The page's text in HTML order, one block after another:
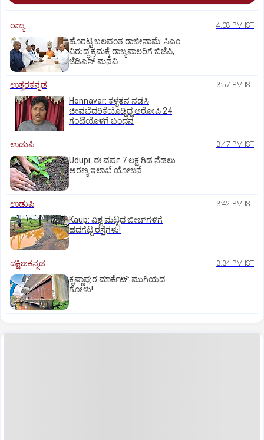
ರಾಜ್ಯ 4:08 PM IST
ಹೊರಟ್ಟಿ ಬಲವಂತ ರಾಜೀನಾಮೆ: ಸಿಎಂ
ವಿರುದ್ಧ ಕ್ರಮಕ್ಕೆ ರಾಜ್ಯಪಾಲರಿಗೆ ಬಿಜೆಪಿ,
ಜೆಡಿಎಸ್ ಮನವಿ
ಉತ್ತರಕನ್ನಡ 3:57 PM IST
Honnavar: ಕಳ್ಳತನ ನಡೆಸಿ
ಜೀವಬೆದರಿಕೆಯೊಡ್ಡಿದ್ದ ಆರೋಪಿ 24
ಗಂಟೆಯೊಳಗೆ ಬಂಧನ
ಉಡುಪಿ 3:47 PM IST
Udupi: ಈ ವರ್ಷ 7 ಲಕ್ಷ ಗಿಡ ನೆಡಲು
ಅರಣ್ಯ ಇಲಾಖೆ ಯೋಜನೆ
ಉಡುಪಿ 3:42 PM IST
Kaup: ವಿಶ್ವ ಮಟ್ಟದ ಬೀಚ್‌ಗಳಿಗೆ
ಹದಗೆಟ್ಟ ರಸ್ತೆಗಳು!
ದಕ್ಷಿಣಕನ್ನಡ 3:34 PM IST
ಕೃಷ್ಣಾಪುರ ಮಾರ್ಕೆಟ್‌: ಮುಗಿಯದ
ಗೋಳು!